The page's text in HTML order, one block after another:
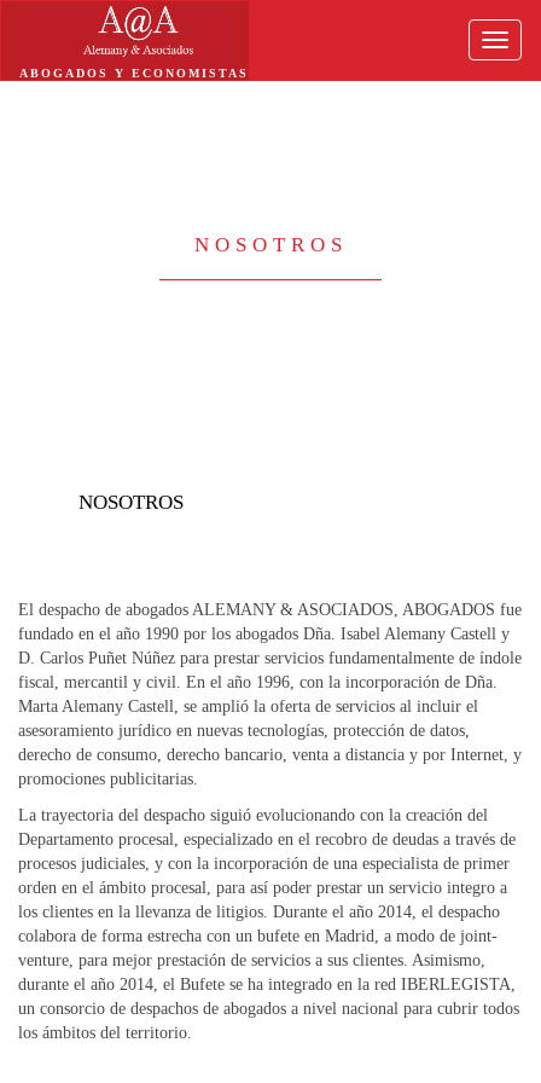
Toggle
ABOGADOS Y ECONOMISTAS
NOSOTROS
NOSOTROS
El despacho de abogados ALEMANY & ASOCIADOS, ABOGADOS fue
fundado en el año 1990 por los abogados Dña. Isabel Alemany Castell y
D. Carlos Puñet Núñez para prestar servicios fundamentalmente de índole
fiscal, mercantil y civil. En el año 1996, con la incorporación de Dña.
Marta Alemany Castell, se amplió la oferta de servicios al incluir el
asesoramiento jurídico en nuevas tecnologías, protección de datos,
derecho de consumo, derecho bancario, venta a distancia y por Internet, y
promociones publicitarias.
La trayectoria del despacho siguió evolucionando con la creación del
Departamento procesal, especializado en el recobro de deudas a través de
procesos judiciales, y con la incorporación de una especialista de primer
orden en el ámbito procesal, para así poder prestar un servicio integro a
los clientes en la llevanza de litigios. Durante el año 2014, el despacho
colabora de forma estrecha con un bufete en Madrid, a modo de joint-
venture, para mejor prestación de servicios a sus clientes. Asimismo,
durante el año 2014, el Bufete se ha integrado en la red IBERLEGISTA,
un consorcio de despachos de abogados a nivel nacional para cubrir todos
los ámbitos del territorio.